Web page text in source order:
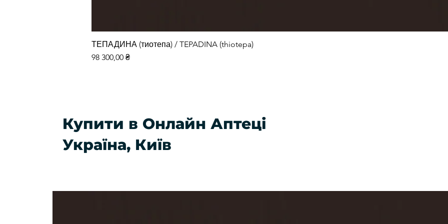
ТЕПАДИНА (тиотепа) / TEPADINA (thiotepa)
Ціна
98 300,00 ₴
Купити в Онлайн Аптеці
Україна, Київ